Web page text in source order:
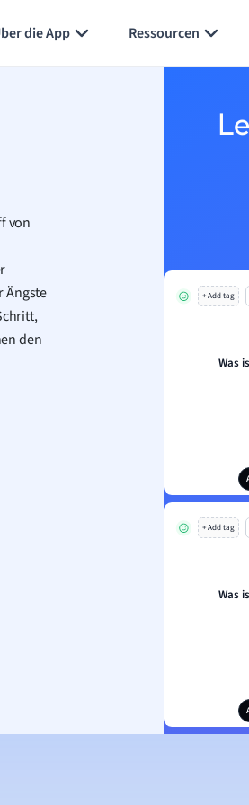
die App Ressourcen
von
Ängste
den
+ Add tag
Was
+ Add tag
Was